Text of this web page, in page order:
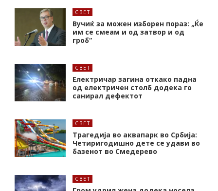
СВЕТ
Вучиќ за можен изборен пораз: „Ќе
им се смеам и од затвор и од
гроб“
СВЕТ
Електричар загина откако падна
од електричен столб додека го
санирал дефектот
СВЕТ
Трагедија во аквапарк во Србија:
Четиригодишно дете се удави во
базенот во Смедерево
СВЕТ